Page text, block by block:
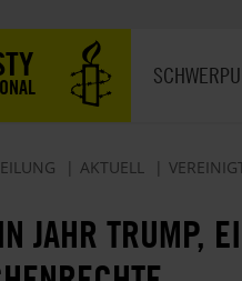
AKTUELL
JAHR TRUMP,